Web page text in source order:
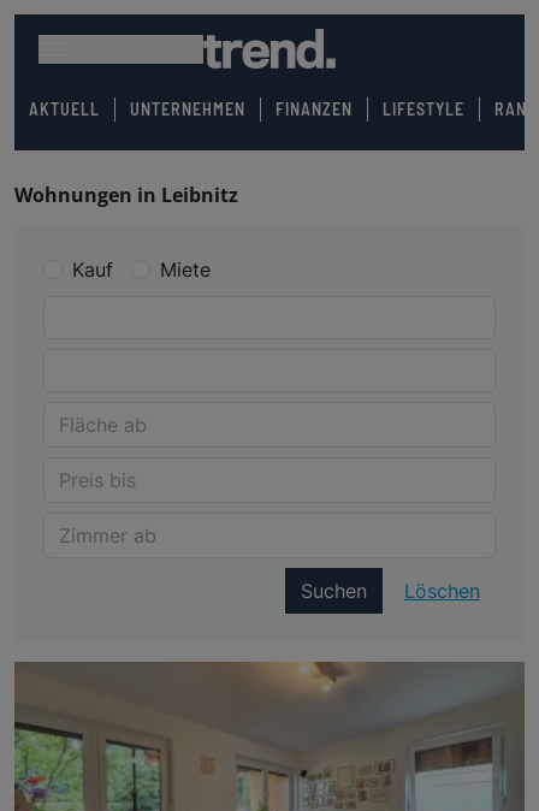
AKTUELL UNTERNEHMEN FINANZEN LIFESTYLE
Wohnungen in Leibnitz
Kauf Miete
Suchen Löschen